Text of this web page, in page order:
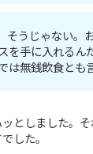
そうじゃない。
を手に入れるん
は無銭飲食とも
としました。
した。